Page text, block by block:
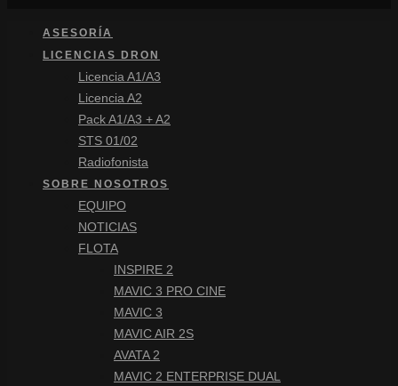
ASESORÍA
LICENCIAS DRON
Licencia A1/A3
Licencia A2
Pack A1/A3 + A2
STS 01/02
Radiofonista
SOBRE NOSOTROS
EQUIPO
NOTICIAS
FLOTA
INSPIRE 2
MAVIC 3 PRO CINE
MAVIC 3
MAVIC AIR 2S
AVATA 2
MAVIC 2 ENTERPRISE DUAL